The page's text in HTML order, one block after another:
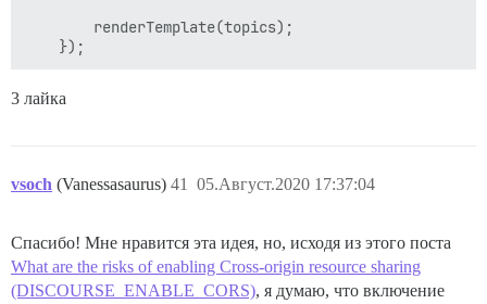
        renderTemplate(topics);
3 лайка
vsoch (Vanessasaurus) 05.Август.2020 17:37:04
41
Спасибо! Мне нравится эта идея, но, исходя из этого поста
What are the risks of enabling Cross-origin resource sharing
(DISCOURSE_ENABLE_CORS), я думаю, что включение